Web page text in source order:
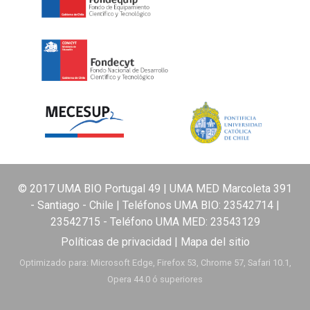
© 2017 UMA BIO Portugal 49 | UMA MED Marcoleta 391
- Santiago - Chile | Teléfonos UMA BIO: 23542714 |
23542715 - Teléfono UMA MED: 23543129
Políticas de privacidad | Mapa del sitio
Optimizado para: Microsoft Edge, Firefox 53, Chrome 57, Safari 10.1,
Opera 44.0 ó superiores